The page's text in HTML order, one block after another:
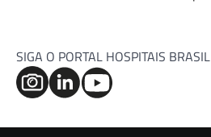
SIGA O PORTAL HOSPITAIS BRASIL